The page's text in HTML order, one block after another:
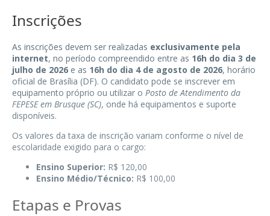
Inscrições
As inscrições devem ser realizadas exclusivamente pela
internet, no período compreendido entre as 16h do dia 3 de
julho de 2026 e as 16h do dia 4 de agosto de 2026, horário
oficial de Brasília (DF). O candidato pode se inscrever em
equipamento próprio ou utilizar o Posto de Atendimento da
FEPESE em Brusque (SC), onde há equipamentos e suporte
disponíveis.
Os valores da taxa de inscrição variam conforme o nível de
escolaridade exigido para o cargo:
Ensino Superior: R$ 120,00
Ensino Médio/Técnico: R$ 100,00
Etapas e Provas